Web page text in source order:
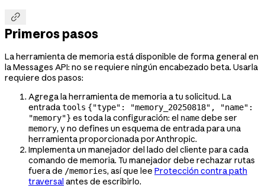

Primeros pasos
La herramienta de memoria está disponible de forma general en
la Messages API: no se requiere ningún encabezado beta. Usarla
requiere dos pasos:
Agrega la herramienta de memoria a tu solicitud. La
entradatools {"type": "memory_20250818", "name":
"memory"} es toda la configuración: el namedebe ser
memory, y no defines un esquema de entrada para una
herramienta proporcionada por Anthropic.
Implementa un manejador del lado del cliente para cada
comando de memoria. Tu manejador debe rechazar rutas
fuera de /memories, así que lee Protección contra path
traversal antes de escribirlo.